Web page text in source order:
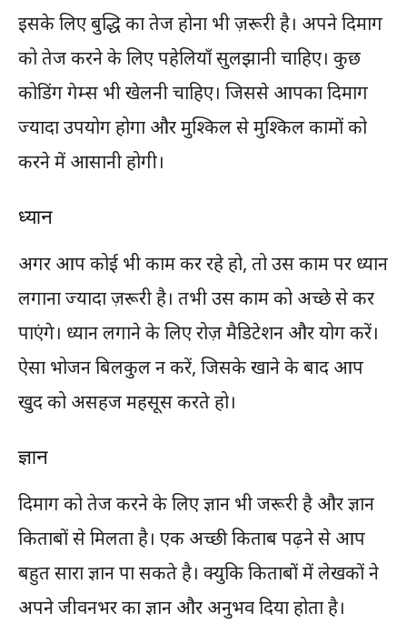
इसके लिए बुद्धि का तेज होना भी ज़रूरी है। अपने दिमाग
को तेज करने के लिए पहेलियाँ सुलझानी चाहिए। कुछ
कोडिंग गेम्स भी खेलनी चाहिए। जिससे आपका दिमाग
ज्यादा उपयोग होगा और मुश्किल से मुश्किल कामों को
करने में आसानी होगी।
ध्यान
अगर आप कोई भी काम कर रहे हो, तो उस काम पर ध्यान
लगाना ज्यादा ज़रूरी है। तभी उस काम को अच्छे से कर
पाएंगे। ध्यान लगाने के लिए रोज़ मैडिटेशन और योग करें।
ऐसा भोजन बिलकुल न करें, जिसके खाने के बाद आप
खुद को असहज महसूस करते हो।
ज्ञान
दिमाग को तेज करने के लिए ज्ञान भी जरूरी है और ज्ञान
किताबों से मिलता है। एक अच्छी किताब पढ़ने से आप
बहुत सारा ज्ञान पा सकते है। क्युकि किताबों में लेखकों ने
अपने जीवनभर का ज्ञान और अनुभव दिया होता है।